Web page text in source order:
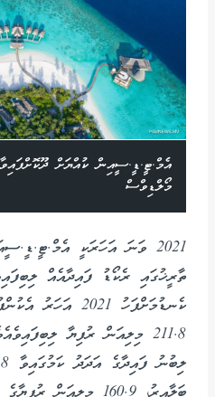
އެމް.ޓީ.ޑީ.ސީއިން ކުއްޔަށް
މޯލްޑިވްސް
2021 ވަނަ އަހަރަކީ
ތާރީޚުގައި ރެކޯޑު ފައިދާއެއް
ކެނޑުމަށްފަހު